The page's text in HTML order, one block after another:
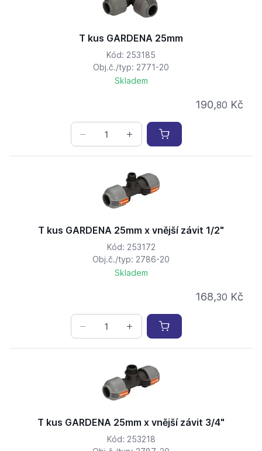
T kus GARDENA 25mm
Kód: 253185
Obj.č./typ: 2771-20
Skladem
190,80 Kč
T kus GARDENA 25mm x vnější závit 1/2"
Kód: 253172
Obj.č./typ: 2786-20
Skladem
168,30 Kč
T kus GARDENA 25mm x vnější závit 3/4"
Kód: 253218